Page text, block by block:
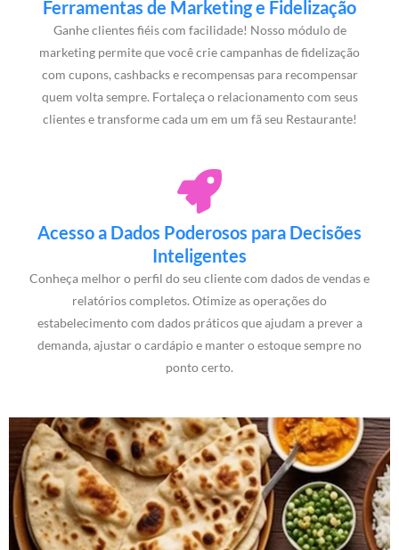
Ferramentas de Marketing e Fidelização
Ganhe clientes fiéis com facilidade! Nosso módulo de
marketing permite que você crie campanhas de fidelização
com cupons, cashbacks e recompensas para recompensar
quem volta sempre. Fortaleça o relacionamento com seus
clientes e transforme cada um em um fã seu Restaurante!
Acesso a Dados Poderosos para Decisões
Inteligentes
Conheça melhor o perfil do seu cliente com dados de vendas e
relatórios completos. Otimize as operações do
estabelecimento com dados práticos que ajudam a prever a
demanda, ajustar o cardápio e manter o estoque sempre no
ponto certo.